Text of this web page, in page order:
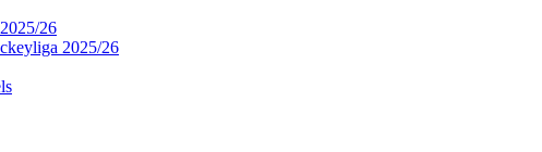
26
2025/26